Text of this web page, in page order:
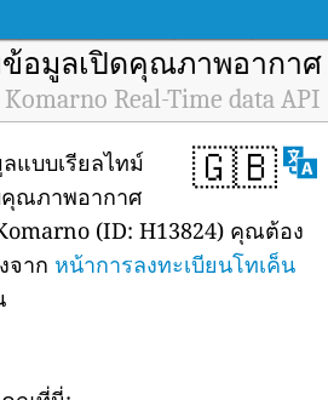
อมูลเปิดคุณภาพอากาศ
Real-Time data API
🇬🇧
แบบเรียลไทม์
ณภาพอากาศ
(ID: H13824) คุณต้อง
จาก หน้าการลงทะเบียนโทเค็น